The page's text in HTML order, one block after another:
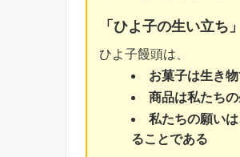
「ひよ子の生い立ち」
ひよ子饅頭は、
お菓子は生き
商品は私たち
私たちの願い
ることである